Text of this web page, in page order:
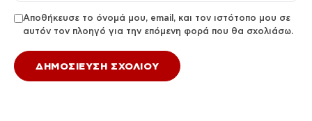
Αποθήκευσε το όνομά μου, email, και τον ιστότοπο μου σε
αυτόν τον πλοηγό για την επόμενη φορά που θα σχολιάσω.